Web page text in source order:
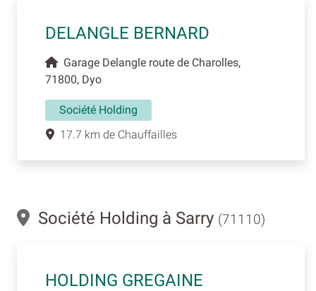
DELANGLE BERNARD
Garage Delangle route de Charolles,
71800, Dyo
Société Holding
17.7 km de Chauffailles
Société Holding à Sarry (71110)
HOLDING GREGAINE